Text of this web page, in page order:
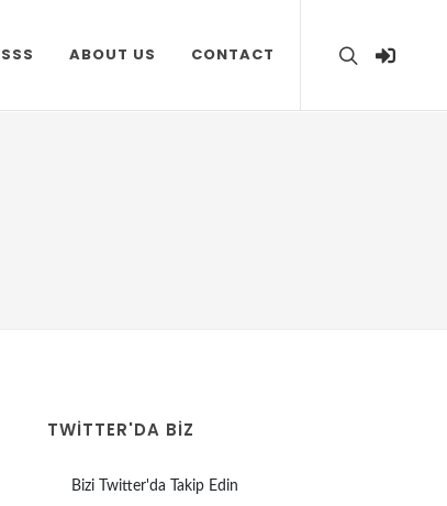
SSS ABOUT US CONTACT
TWITTER'DA BİZ
Bizi Twitter'da Takip Edin